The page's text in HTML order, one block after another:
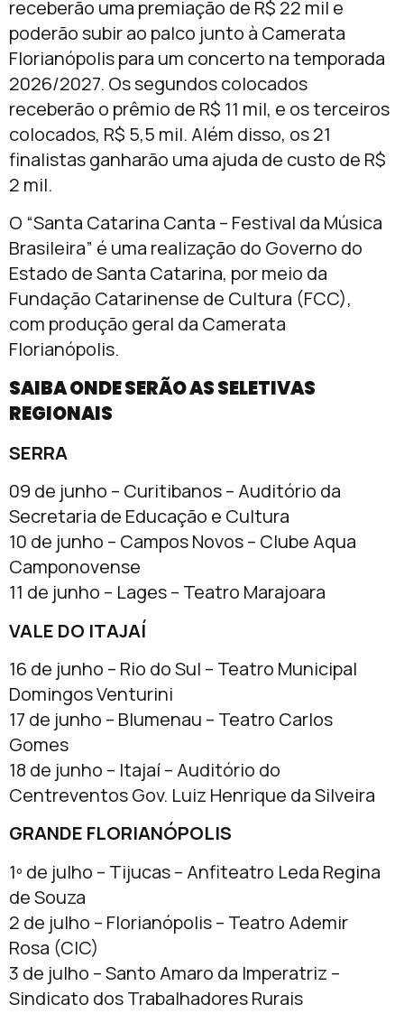
receberão uma premiação de R$ 22 mil e
poderão subir ao palco junto à Camerata
Florianópolis para um concerto na temporada
2026/2027. Os segundos colocados
receberão o prêmio de R$ 11 mil, e os terceiros
colocados, R$ 5,5 mil. Além disso, os 21
finalistas ganharão uma ajuda de custo de R$
2 mil.
O “Santa Catarina Canta – Festival da Música
Brasileira” é uma realização do Governo do
Estado de Santa Catarina, por meio da
Fundação Catarinense de Cultura (FCC),
com produção geral da Camerata
Florianópolis.
SAIBA ONDE SERÃO AS SELETIVAS
REGIONAIS
SERRA
09 de junho – Curitibanos – Auditório da
Secretaria de Educação e Cultura
10 de junho – Campos Novos – Clube Aqua
Camponovense
11 de junho – Lages – Teatro Marajoara
VALE DO ITAJAÍ
16 de junho – Rio do Sul – Teatro Municipal
Domingos Venturini
17 de junho – Blumenau – Teatro Carlos
Gomes
18 de junho – Itajaí – Auditório do
Centreventos Gov. Luiz Henrique da Silveira
GRANDE FLORIANÓPOLIS
1º de julho – Tijucas – Anfiteatro Leda Regina
de Souza
2 de julho – Florianópolis – Teatro Ademir
Rosa (CIC)
3 de julho – Santo Amaro da Imperatriz –
Sindicato dos Trabalhadores Rurais